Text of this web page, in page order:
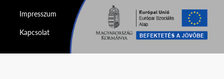
Impresszum
Kapcsolat